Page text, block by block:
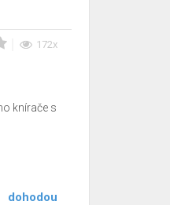
172x
knírače s
dohodou